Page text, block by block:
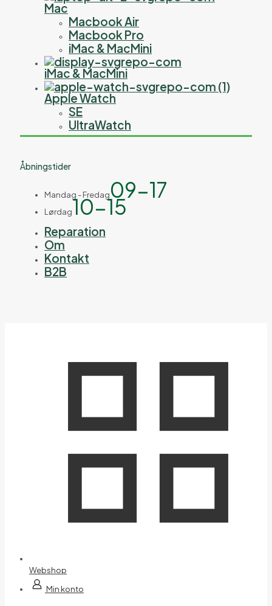
Mac
Macbook Air
Macbook Pro
iMac & MacMini
iMac & MacMini
Apple Watch
SE
UltraWatch
Åbningstider
Mandag - Fredag09-17
Lørdag10-15
Reparation
Om
Kontakt
B2B
Webshop
Min konto